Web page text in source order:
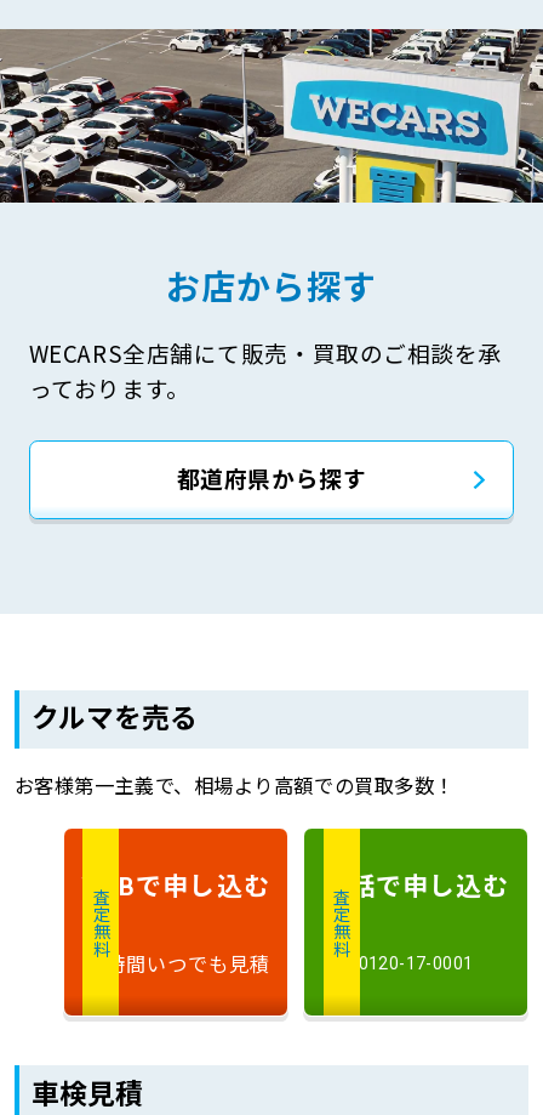
お店から探す
WECARS全店舗にて販売・買取のご相談を承
っております。
都道府県から探す
クルマを売る
お客様第一主義で、相場より高額での買取多数！
査定無料
WEBで申し込む
24時間いつでも見積
査定無料
電話で申し込む
0120-17-0001
車検見積